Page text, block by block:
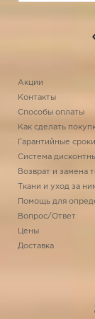
Акции
Контакты
Способы оплаты
Как сделать
Гарантийные сроки
Система
Возврат и замена
Ткани и уход за
Помощь для
Вопрос/Ответ
Цены
Доставка